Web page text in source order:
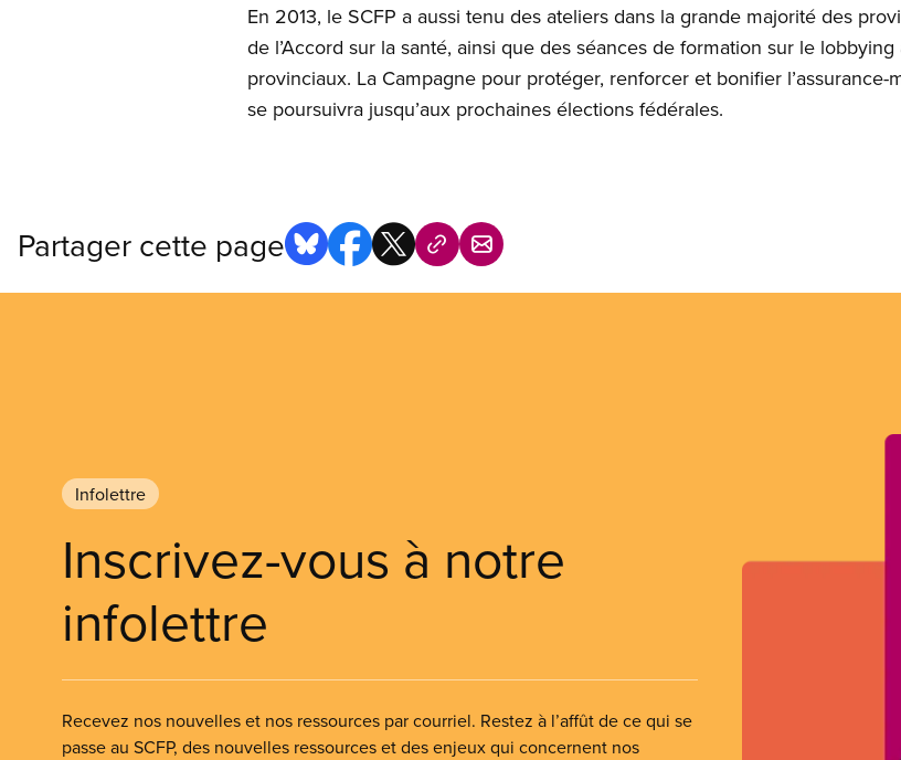
En 2013, le SCFP a aussi tenu des ateliers dans la grande majorité des
de l’Accord sur la santé, ainsi que des séances de formation sur le
provinciaux. La Campagne pour protéger, renforcer et bonifier
se poursuivra jusqu’aux prochaines élections fédérales.
Partager cette page
Infolettre
Inscrivez-vous à notre
infolettre
Recevez nos nouvelles et nos ressources par courriel. Restez à l’affût de ce qui se
passe au SCFP, des nouvelles ressources et des enjeux qui concernent nos